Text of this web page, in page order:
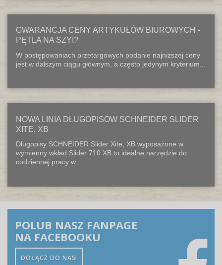
GWARANCJA CENY ARTYKUŁÓW BIUROWYCH -
PĘTLA NA SZYI?
W postępowaniach przetargowych podanie najniższej ceny
jest w dalszym ciągu głównym, a często jedynym kryterium...
NOWA LINIA DŁUGOPISÓW SCHNEIDER SLIDER
XITE, XB
Długopisy SCHNEIDER Slider Xite, XB wyposażone w
wymienny wkład Slider 710 XB to idealne narzędzie do
codziennej pracy w...
POLUB NASZ FANPAGE
NA FACEBOOKU
DOŁĄCZ DO NAS!